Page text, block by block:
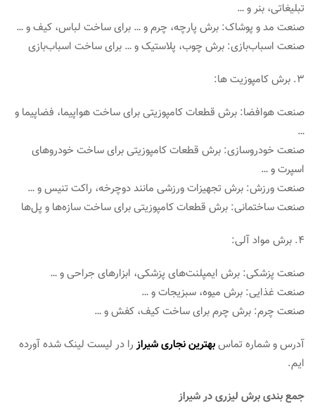
تبلیغاتی، بنر و …
صنعت مد و پوشاک: برش پارچه، چرم و … برای ساخت لباس، کیف و …
صنعت اسباب‌بازی: برش چوب، پلاستیک و … برای ساخت اسباب‌بازی
3. برش کامپوزیت ها:
صنعت هوافضا: برش قطعات کامپوزیتی برای ساخت هواپیما، فضاپیما و
…
صنعت خودروسازی: برش قطعات کامپوزیتی برای ساخت خودروهای
اسپرت و …
صنعت ورزش: برش تجهیزات ورزشی مانند دوچرخه، راکت تنیس و …
صنعت ساختمانی: برش قطعات کامپوزیتی برای ساخت سازه‌ها و پل‌ها
4. برش مواد آلی:
صنعت پزشکی: برش ایمپلنت‌های پزشکی، ابزارهای جراحی و …
صنعت غذایی: برش میوه، سبزیجات و …
صنعت چرم: برش چرم برای ساخت کیف، کفش و …
آدرس و شماره تماسبهترین نجاری شیرازرا در لیست لینک شده آورده
ایم.
جمع بندی برش لیزری در شیراز